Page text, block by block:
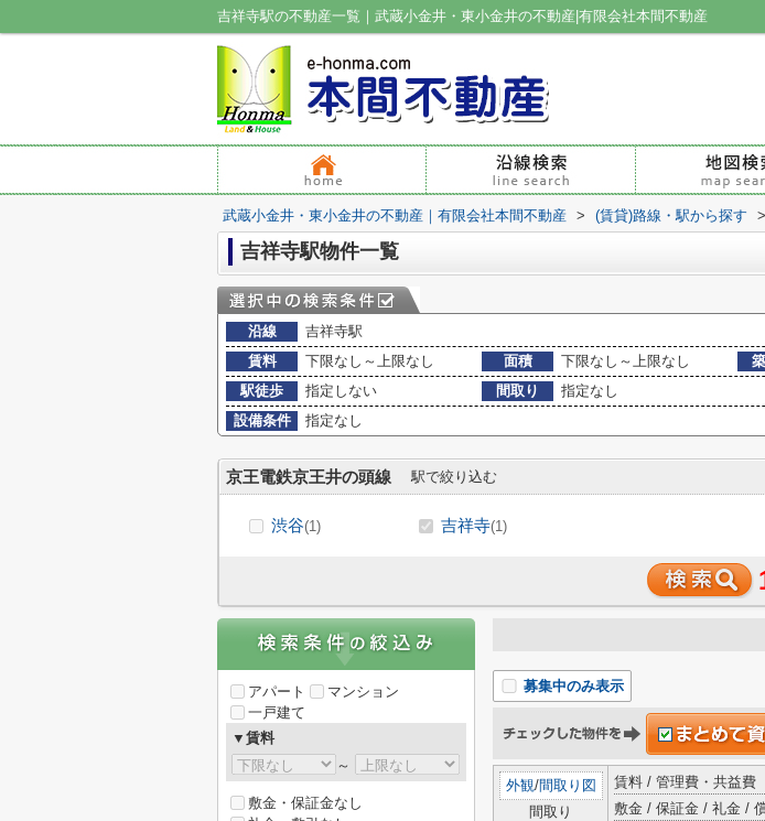
吉祥寺駅の不動産一覧｜武蔵小金井・東小金井の不動産|有限会社本間不動産
武蔵小金井・東小金井の不動産｜有限会社本間不動産 > (賃貸)路線・駅から探す >
吉祥寺駅物件一覧
沿線
吉祥寺駅
賃料
下限なし～上限なし 面積 下限なし～上限なし
駅徒歩
指定しない 間取り
指定なし
設備条件
指定なし
京王電鉄京王井の頭線 駅で絞り込む
渋谷(1) 吉祥寺(1)
募集中のみ表示
外観/間取り図
間取り
賃料 / 管理費・共益費
敷金 / 保証金 / 礼金 /
アパート
マンション
一戸建て
▼賃料
～
敷金・保証金なし